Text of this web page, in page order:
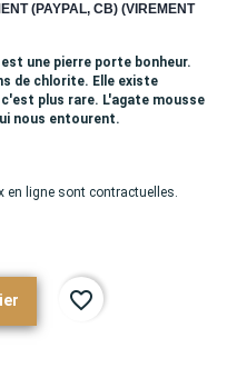
(PAYPAL, CB) (VIREMENT
est une pierre porte bonheur.
de chlorite. Elle existe
plus rare. L'agate mousse
nous entourent.
en ligne sont contractuelles.
favorite_border